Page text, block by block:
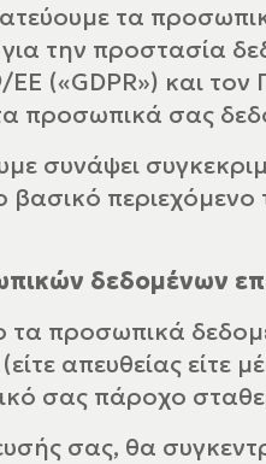
τα
την προστασία
(«GDPR») και
προσωπικά σας
συνάψει
περιεχόμενο
δεδομένων
προσωπικά
απευθείας είτε
σας πάροχο
σας, θα